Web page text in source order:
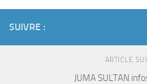
SUIVRE :
ARTICLE
JUMA SULTAN